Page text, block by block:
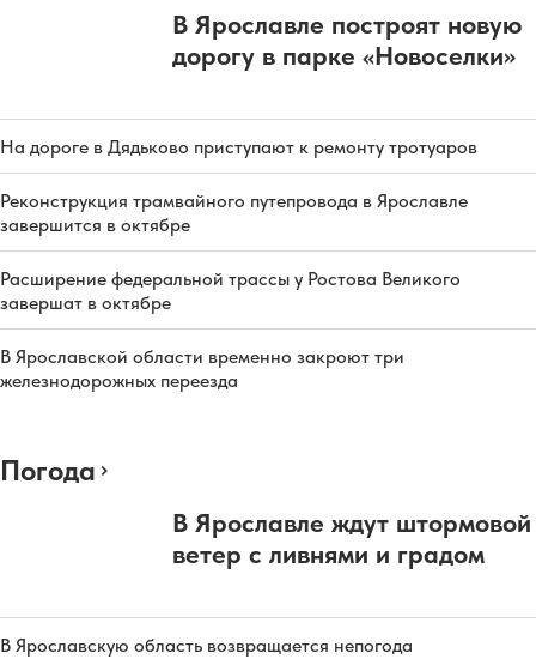
В Ярославле построят новую
дорогу в парке «Новоселки»
На дороге в Дядьково приступают к ремонту тротуаров
Реконструкция трамвайного путепровода в Ярославле
завершится в октябре
Расширение федеральной трассы у Ростова Великого
завершат в октябре
В Ярославской области временно закроют три
железнодорожных переезда
Погода
В Ярославле ждут штормовой
ветер с ливнями и градом
В Ярославскую область возвращается непогода